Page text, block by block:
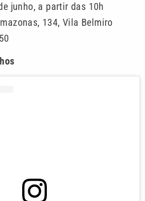
junho, a partir das 10h
134, Vila Belmiro